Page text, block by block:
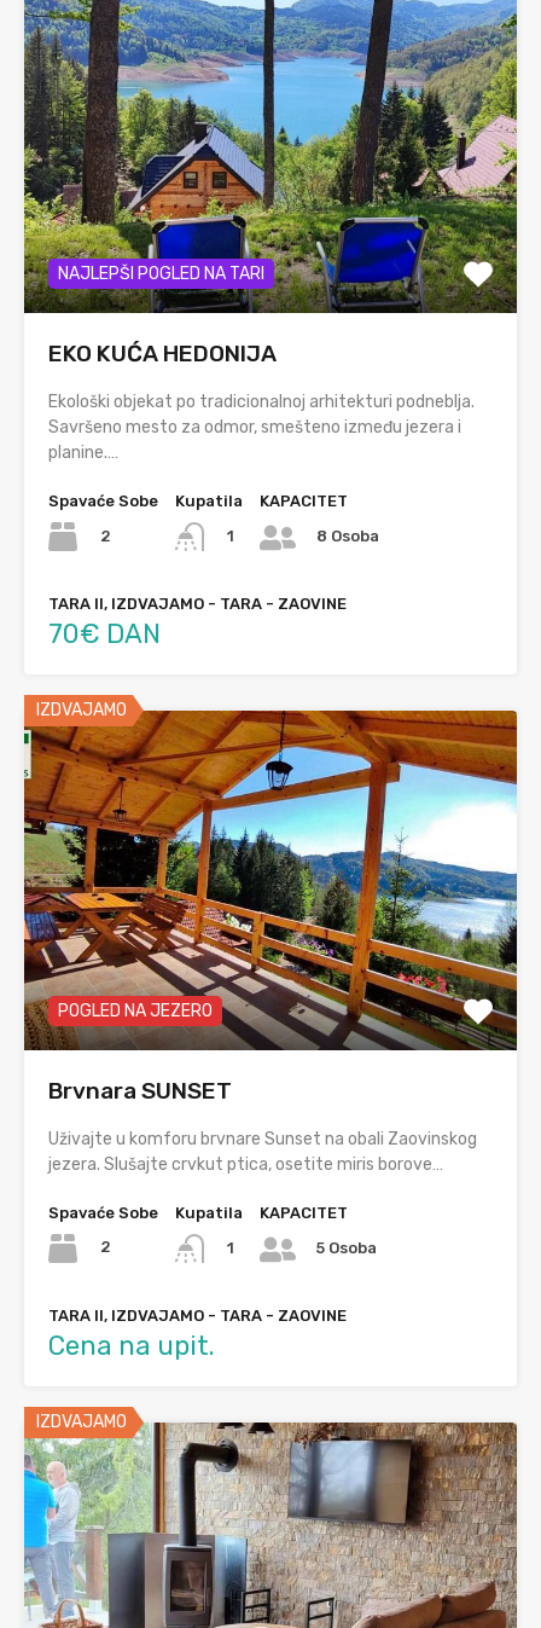
NAJLEPŠI POGLED NA TARI
EKO KUĆA HEDONIJA
Ekološki objekat po tradicionalnoj arhitekturi podneblja.
Savršeno mesto za odmor, smešteno između jezera i
planine.…
Spavaće Sobe
2
Kupatila
1
KAPACITET
8 Osoba
TARA II, IZDVAJAMO - TARA - ZAOVINE
70€ DAN
IZDVAJAMO
POGLED NA JEZERO
Brvnara SUNSET
Uživajte u komforu brvnare Sunset na obali Zaovinskog
jezera. Slušajte crvkut ptica, osetite miris borove…
Spavaće Sobe
2
Kupatila
1
KAPACITET
5 Osoba
TARA II, IZDVAJAMO - TARA - ZAOVINE
Cena na upit.
IZDVAJAMO